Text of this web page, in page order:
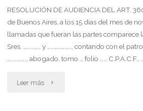
por
prestaciones
RESOLUCIÓN DE AUDIENCIA DEL ART.
de Buenos Aires, a los 15 días del mes de
llamadas que fueran las partes comparece
Sres. ………….. y ……………….., contando con el
……………., abogado, tomo … folio …… C.P.A.C.F., …
Leer más "Modelo